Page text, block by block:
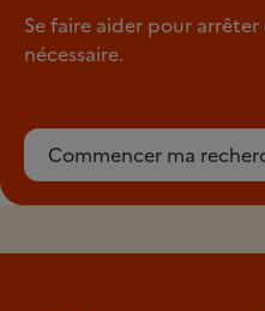
Se faire aider pour
nécessaire.
Commencer ma